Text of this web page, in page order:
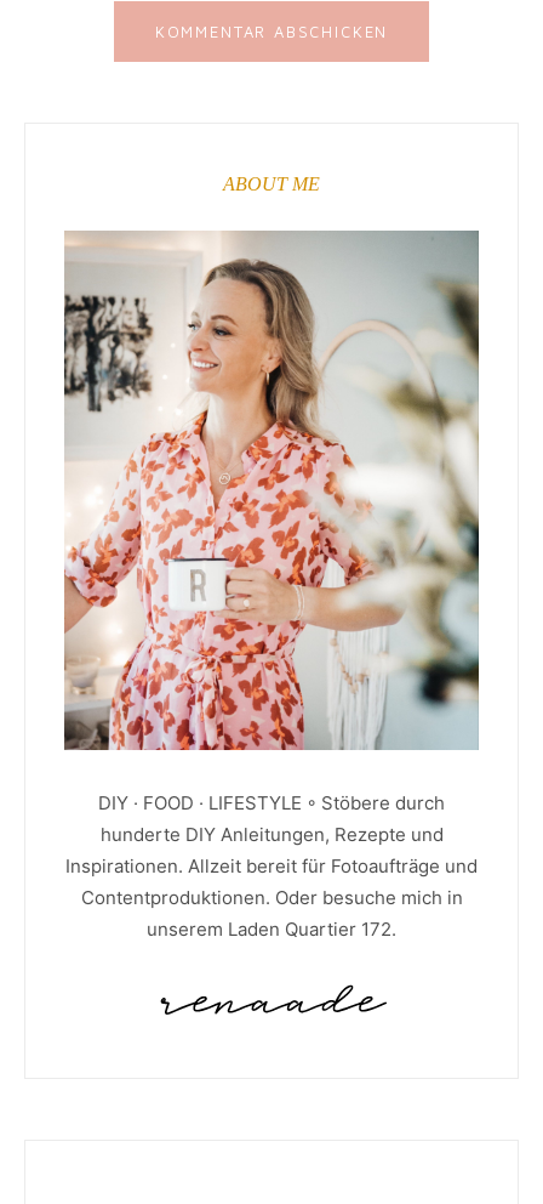
ABOUT ME
DIY · FOOD · LIFESTYLE ◦ Stöbere durch
hunderte DIY Anleitungen, Rezepte und
Inspirationen. Allzeit bereit für Fotoaufträge und
Contentproduktionen. Oder besuche mich in
unserem Laden Quartier 172.